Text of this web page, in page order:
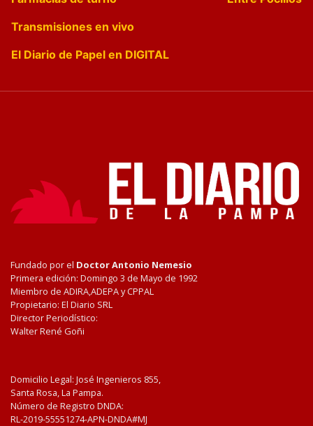
Transmisiones en vivo
El Diario de Papel en DIGITAL
Fundado por el Doctor Antonio Nemesio
Primera edición: Domingo 3 de Mayo de 1992
Miembro de ADIRA,ADEPA y CPPAL
Propietario: El Diario SRL
Director Periodístico:
Walter René Goñi
Domicilio Legal: José Ingenieros 855,
Santa Rosa, La Pampa.
Número de Registro DNDA:
RL-2019-55551274-APN-DNDA#MJ